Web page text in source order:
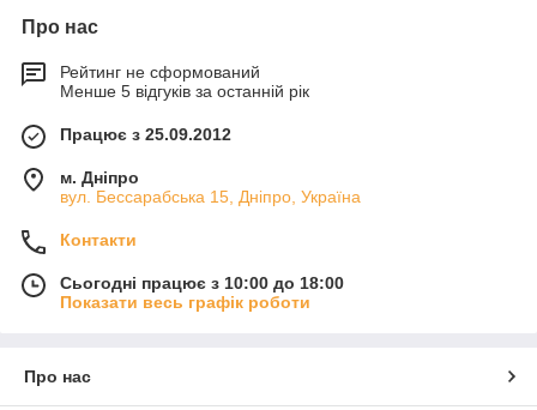
Про нас
Рейтинг не сформований
Менше 5 відгуків за останній рік
Працює з 25.09.2012
м. Дніпро
вул. Бессарабська 15, Дніпро, Україна
Контакти
Сьогодні працює з 10:00 до 18:00
Показати весь графік роботи
Про нас